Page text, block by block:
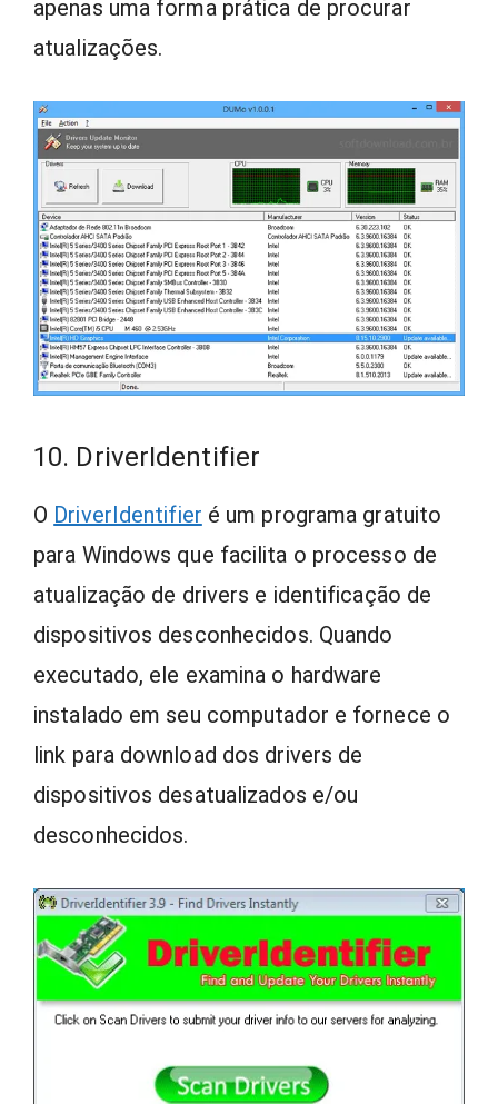
apenas uma forma prática de procurar
atualizações.
10. DriverIdentifier
O DriverIdentifier é um programa gratuito
para Windows que facilita o processo de
atualização de drivers e identificação de
dispositivos desconhecidos. Quando
executado, ele examina o hardware
instalado em seu computador e fornece o
link para download dos drivers de
dispositivos desatualizados e/ou
desconhecidos.